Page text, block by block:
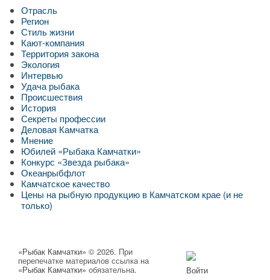
Отрасль
Регион
Стиль жизни
Кают-компания
Территория закона
Экология
Интервью
Удача рыбака
Происшествия
История
Секреты профессии
Деловая Камчатка
Мнение
Юбилей «Рыбака Камчатки»
Конкурс «Звезда рыбака»
Океанрыбфлот
Камчатское качество
Цены на рыбную продукцию в Камчатском крае (и не
только)
«Рыбак Камчатки» © 2026. При
перепечатке материалов ссылка на
«Рыбак Камчатки» обязательна. Войти